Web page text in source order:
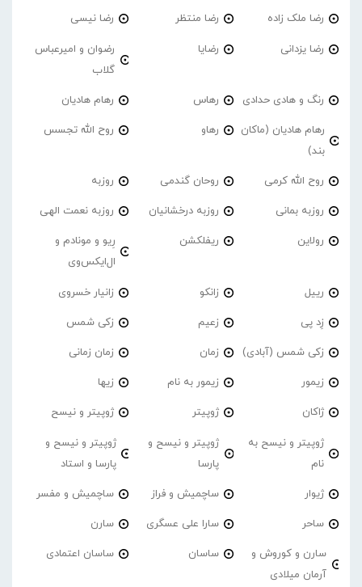
رضا ملک زاده رضا منتظر رضا نیسی
رضا یزدانی رضایا
رضوان و امیرعباس
گلاب
رنگ و هادی حدادی رهاس رهام هادیان
رهام هادیان (ماکان
بند)
رهاو روح الله تجسس
روح الله کرمی روحان گندمی روزبه
روزبه بمانی روزبه درخشانیان روزبه نعمت الهی
رولاین ریفلکشن
رِیو و مونادم و
ال‌ایکس‌وی
رییل زانکو زانیار خسروی
زِد پی زعیم زکی شمس
زکی شمس (آبادی) زمان زمان زمانی
زیمور زیمور به نام زیها
ژاکان ژوپیتر ژوپیتر و نیسح
ژوپیتر و نیسح به
نام
ژوپیتر و نیسح و
پارسا
ژوپیتر و نیسح و
پارسا و استاد
ژیوار ساچمیش و فراز ساچمیش و مفسر
ساحر سارا علی عسگری سارن
سارن و کوروش و
آرمان میلادی
ساسان ساسان اعتمادی